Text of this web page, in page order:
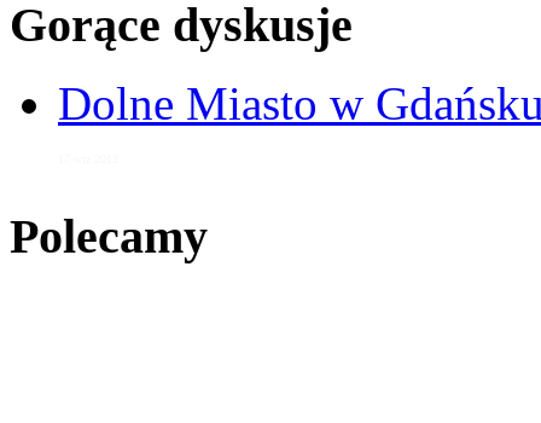
Gorące dyskusje
Dolne Miasto w
Polecamy